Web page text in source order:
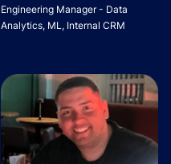
Engineering Manager - Data
Analytics, ML, Internal CRM